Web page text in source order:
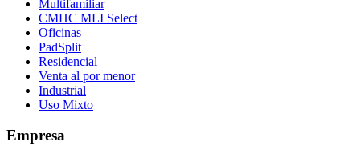
Multifamiliar
CMHC MLI Select
Oficinas
PadSplit
Residencial
Venta al por menor
Industrial
Uso Mixto
Empresa